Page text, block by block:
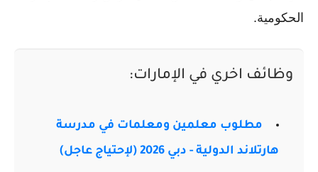
الحكومية.
وظائف اخري في الإمارات:
مطلوب معلمين ومعلمات في مدرسة
هارتلاند الدولية - دبي 2026 (لإحتياج عاجل)